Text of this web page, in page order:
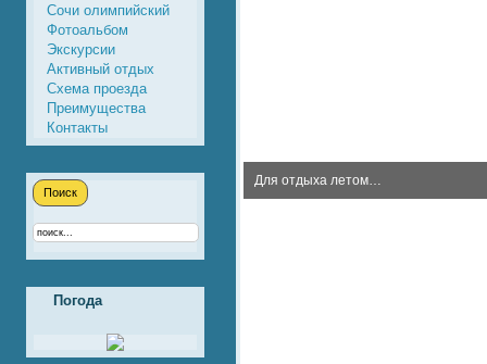
Сочи олимпийский
Фотоальбом
Экскурсии
Активный отдых
Схема проезда
Преимущества
Контакты
Погода
Для отдыха летом…